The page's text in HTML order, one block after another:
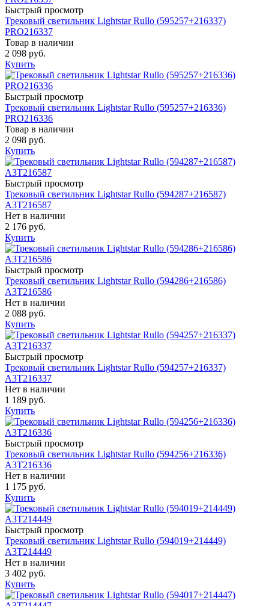
Быстрый просмотр
Трековый светильник Lightstar Rullo (595257+216337)
PRO216337
Товар в наличии
2 098 руб.
Купить
Быстрый просмотр
Трековый светильник Lightstar Rullo (595257+216336)
PRO216336
Товар в наличии
2 098 руб.
Купить
Быстрый просмотр
Трековый светильник Lightstar Rullo (594287+216587)
A3T216587
Нет в наличии
2 176 руб.
Купить
Быстрый просмотр
Трековый светильник Lightstar Rullo (594286+216586)
A3T216586
Нет в наличии
2 088 руб.
Купить
Быстрый просмотр
Трековый светильник Lightstar Rullo (594257+216337)
A3T216337
Нет в наличии
1 189 руб.
Купить
Быстрый просмотр
Трековый светильник Lightstar Rullo (594256+216336)
A3T216336
Нет в наличии
1 175 руб.
Купить
Быстрый просмотр
Трековый светильник Lightstar Rullo (594019+214449)
A3T214449
Нет в наличии
3 402 руб.
Купить